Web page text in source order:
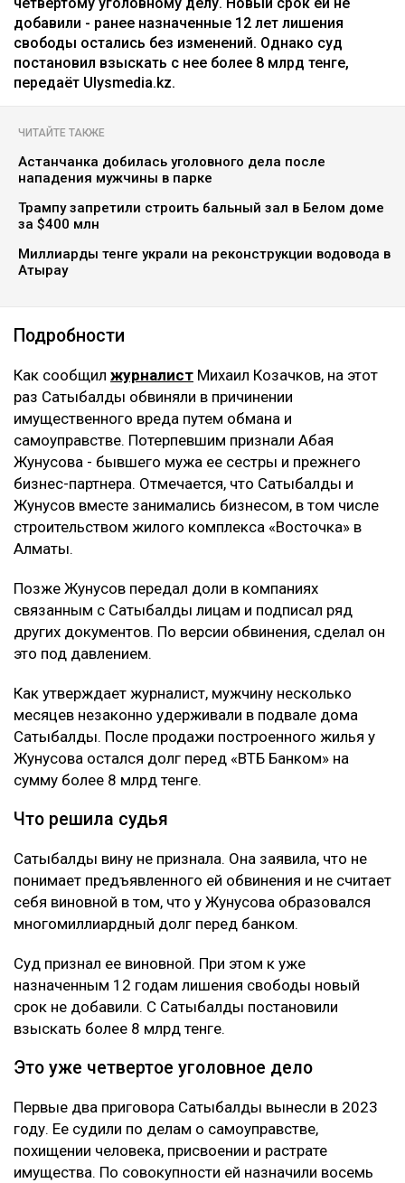
добавили - ранее назначенные 12 лет лишения
свободы остались без изменений. Однако суд
постановил взыскать с нее более 8 млрд тенге,
передаёт Ulysmedia.kz.
ЧИТАЙТЕ ТАКЖЕ
Астанчанка добилась уголовного дела после
нападения мужчины в парке
Трампу запретили строить бальный зал в Белом доме
за $400 млн
Миллиарды тенге украли на реконструкции водовода в
Атырау
Подробности
Как сообщил журналист Михаил Козачков, на этот
раз Сатыбалды обвиняли в причинении
имущественного вреда путем обмана и
самоуправстве. Потерпевшим признали Абая
Жунусова - бывшего мужа ее сестры и прежнего
бизнес-партнера. Отмечается, что Сатыбалды и
Жунусов вместе занимались бизнесом, в том числе
строительством жилого комплекса «Восточка» в
Алматы.
Позже Жунусов передал доли в компаниях
связанным с Сатыбалды лицам и подписал ряд
других документов. По версии обвинения, сделал он
это под давлением.
Как утверждает журналист, мужчину несколько
месяцев незаконно удерживали в подвале дома
Сатыбалды. После продажи построенного жилья у
Жунусова остался долг перед «ВТБ Банком» на
сумму более 8 млрд тенге.
Что решила судья
Сатыбалды вину не признала. Она заявила, что не
понимает предъявленного ей обвинения и не считает
себя виновной в том, что у Жунусова образовался
многомиллиардный долг перед банком.
Суд признал ее виновной. При этом к уже
назначенным 12 годам лишения свободы новый
срок не добавили. С Сатыбалды постановили
взыскать более 8 млрд тенге.
Это уже четвертое уголовное дело
Первые два приговора Сатыбалды вынесли в 2023
году. Ее судили по делам о самоуправстве,
похищении человека, присвоении и растрате
имущества. По совокупности ей назначили восемь